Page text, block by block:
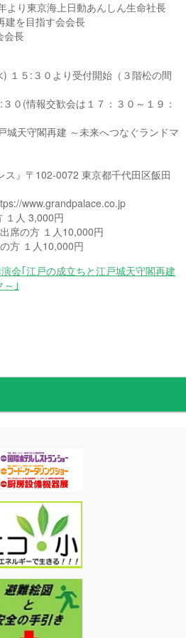
より東京海上日動あんしん生命社長
建を目指す会会長
会長
１５:３０より受付開始（３階松の間
０(情報交歓会は１７：３０～１９：
城天守閣再建 ～未来へつなぐランドマ
ス』〒102-0072 東京都千代田区飯田
www.grandpalace.co.jp
１人 3,000円
の方 １人10,000円
１人10,000円
会｢江戸の成立ちと江戸城天守閣再建
～｣